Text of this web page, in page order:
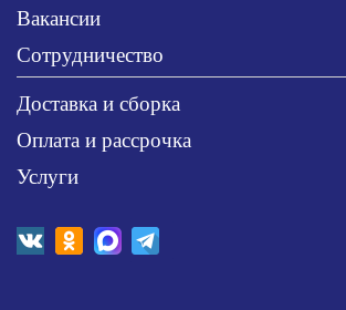
Вакансии
Сотрудничество
Доставка и сборка
Оплата и рассрочка
Услуги